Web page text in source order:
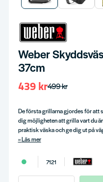
Weber
37cm
499 kr
439 kr
De första grillarna gjordes för att
dig möjligheten att grilla vart du
praktisk väska och ge dig ut på
Läs mer
7121